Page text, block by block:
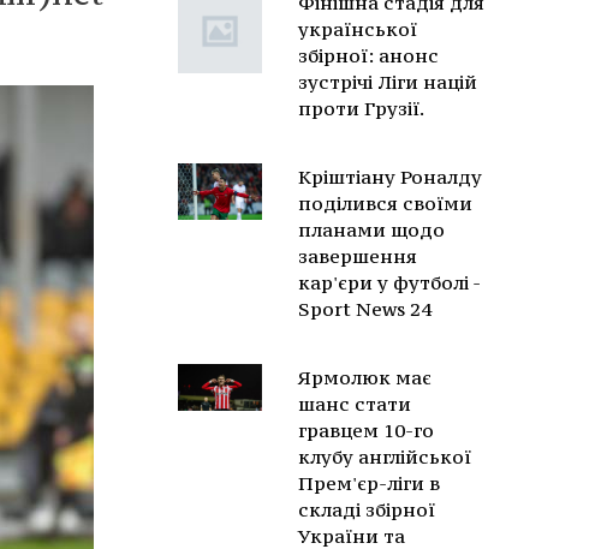
української
збірної: анонс
зустрічі Ліги націй
проти Грузії.
Кріштіану Роналду
поділився своїми
планами щодо
завершення
кар'єри у футболі -
Sport News 24
Ярмолюк має
шанс стати
гравцем 10-го
клубу англійської
Прем'єр-ліги в
складі збірної
України та